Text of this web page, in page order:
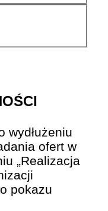
wydłużeniu
ofert w
„Realizacja
pokazu